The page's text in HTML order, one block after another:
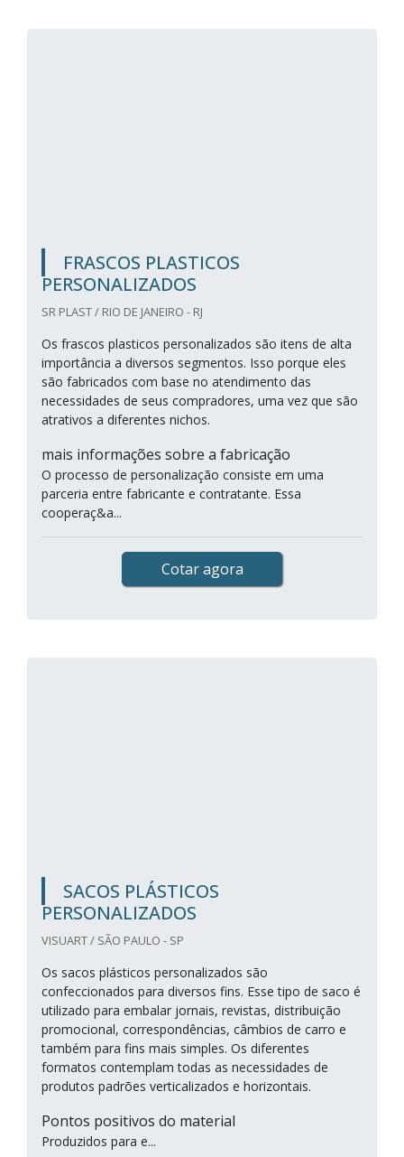
FRASCOS PLASTICOS
PERSONALIZADOS
SR PLAST / RIO DE JANEIRO - RJ
Os frascos plasticos personalizados são itens de alta
importância a diversos segmentos. Isso porque eles
são fabricados com base no atendimento das
necessidades de seus compradores, uma vez que são
atrativos a diferentes nichos.
mais informações sobre a fabricação
O processo de personalização consiste em uma
parceria entre fabricante e contratante. Essa
cooperaç&a...
Cotar agora
SACOS PLÁSTICOS
PERSONALIZADOS
VISUART / SÃO PAULO - SP
Os sacos plásticos personalizados são
confeccionados para diversos fins. Esse tipo de saco é
utilizado para embalar jornais, revistas, distribuição
promocional, correspondências, câmbios de carro e
também para fins mais simples. Os diferentes
formatos contemplam todas as necessidades de
produtos padrões verticalizados e horizontais.
Pontos positivos do material
Produzidos para e...